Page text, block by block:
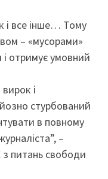
і все інше… Тому
– «мусорами»
отримує умовний
і
стурбований
в повному
–
питань свободи